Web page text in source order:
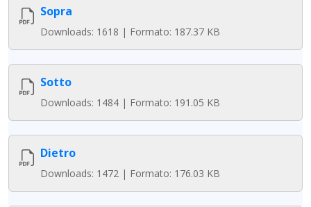
Sopra
Downloads: 1618 | Formato: 187.37 KB
Sotto
Downloads: 1484 | Formato: 191.05 KB
Dietro
Downloads: 1472 | Formato: 176.03 KB